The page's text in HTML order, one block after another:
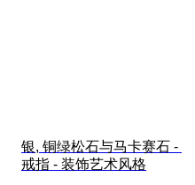
银, 铜绿松石与马卡赛石 -
戒指 - 装饰艺术风格